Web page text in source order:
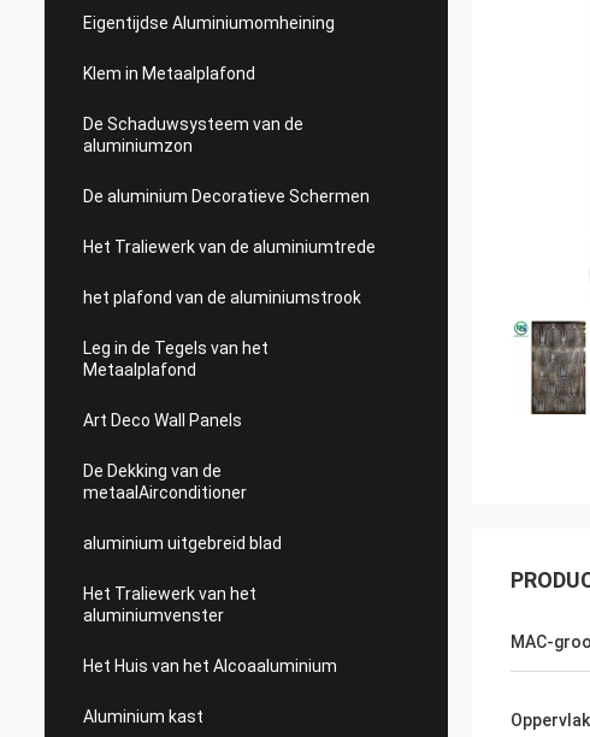
Eigentijdse Aluminiumomheining
Klem in Metaalplafond
De Schaduwsysteem van de
aluminiumzon
De aluminium Decoratieve Schermen
Het Traliewerk van de aluminiumtrede
het plafond van de aluminiumstrook
Leg in de Tegels van het
Metaalplafond
Art Deco Wall Panels
De Dekking van de
metaalAirconditioner
aluminium uitgebreid blad
Het Traliewerk van het
aluminiumvenster
Het Huis van het Alcoaaluminium
Aluminium kast
MAC-